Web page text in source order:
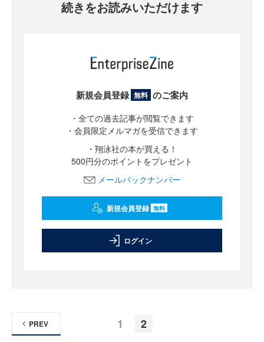
続きをお読みいただけます
新規会員登録 無料 のご案内
・全ての過去記事が閲覧できます
・会員限定メルマガを受信できます
・翔泳社の本が買える！
500円分のポイントをプレゼント
メールバックナンバー
新規会員登録 無料
ログイン
1 2
PREV